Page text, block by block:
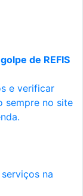
de REFIS
e verificar
sempre no site
na